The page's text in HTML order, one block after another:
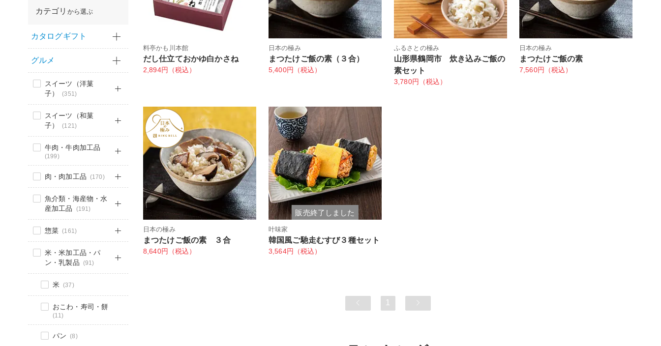
カテゴリ から選ぶ
カタログギフト
グルメ
スイーツ（洋菓
子）
(351)
スイーツ（和菓
子）
(121)
牛肉・牛肉加工品
(199)
肉・肉加工品 (170)
魚介類・海産物・水
産加工品
(191)
惣菜 (161)
米・米加工品・パ
ン・乳製品 (91)
米 (37)
おこわ・寿司・餅
(11)
パン (8)
料亭かも川本館
だし仕立ておかゆ白かさね
2,894円（税込）
日本の極み
まつたけご飯の素（３合）
5,400円（税込）
ふるさとの極み
山形県鶴岡市 炊き込みご飯の
素セット
3,780円（税込）
日本の極み
まつたけご飯の素
7,560円（税込）
日本の極み
まつたけご飯の素 ３合
8,640円（税込）
販売終了しました
叶味家
韓国風ご馳走むすび３種セット
3,564円（税込）
1